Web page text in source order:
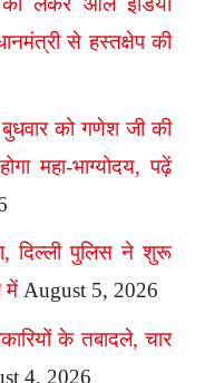
से हस्तक्षेप की
को गणेश जी की
महा-भाग्योदय, पढ़ें
दिल्ली पुलिस ने शुरू
में August 5, 2026
के तबादले, चार
4, 2026